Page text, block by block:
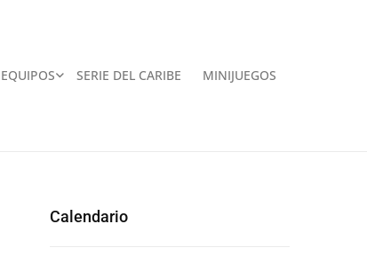
EQUIPOS SERIE DEL CARIBE MINIJUEGOS
Calendario